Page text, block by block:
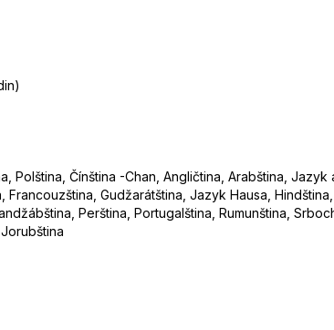
Polština, Čínština -Chan, Angličtina, Arabština,
Gudžarátština, Jazyk Hausa,
Perština, Portugalština, Rumunština,